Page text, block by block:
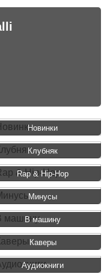
Новинки
Клубняк
Rap & Hip-Hop
Минусы
В машину
Каверы
Аудиокниги